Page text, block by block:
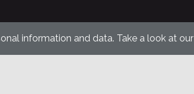
information and data. Take a look at our